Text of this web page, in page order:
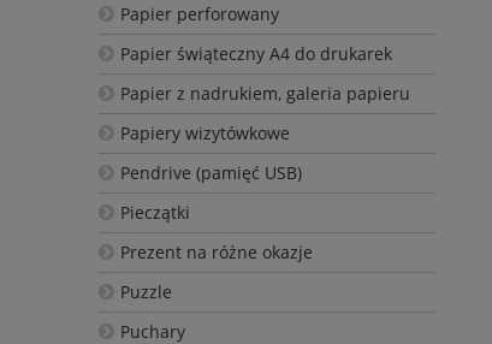
Papier perforowany
Papier świąteczny A4 do drukarek
Papier z nadrukiem, galeria papieru
Papiery wizytówkowe
Pendrive (pamięć USB)
Pieczątki
Prezent na różne okazje
Puzzle
Puchary